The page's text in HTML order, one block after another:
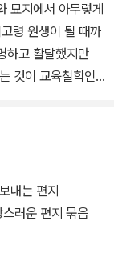
묘지에서 아무렇게
령 원생이 될 때까
하고 활달했지만
것이 교육철학인
장학금을 보내왔
고 있다는 증거로
주디’로 바꾸고 미
한다.
내는 편지
러운 편지 묶음